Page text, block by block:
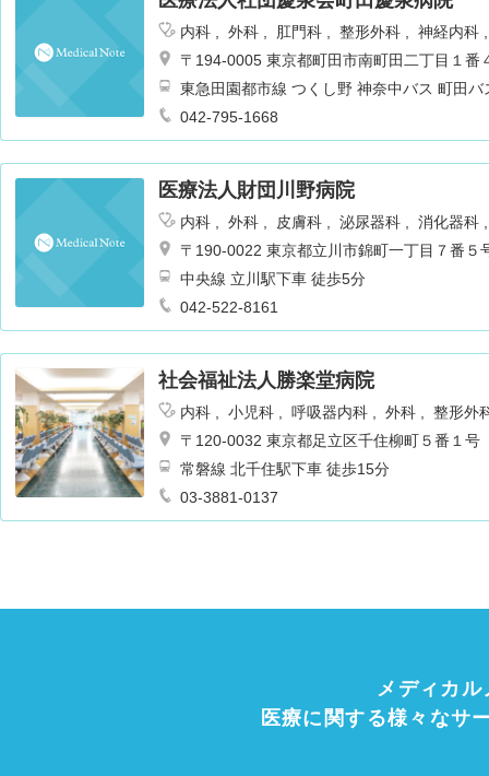
内科 外科 肛門科 整形外科
神経内科
ョン
腎臓内科・外科 麻酔科
〒194-0005 東京都町田市南町田二丁目１番
東急田園都市線 つくし野 神奈中バス 町田
042-795-1668
医療法人財団川野病院
内科 外科 皮膚科 泌尿器科
消化器科
リテーション
肛門科 神経内科
〒190-0022 東京都立川市錦町一丁目７番５
中央線 立川駅下車 徒歩5分
042-522-8161
社会福祉法人勝楽堂病院
内科 小児科 呼吸器内科 外科
整形外
ギー科
リハビリテーション 乳腺外科
〒120-0032 東京都足立区千住柳町５番１号
常磐線 北千住駅下車 徒歩15分
03-3881-0137
メディカ
医療に関する様々なサ